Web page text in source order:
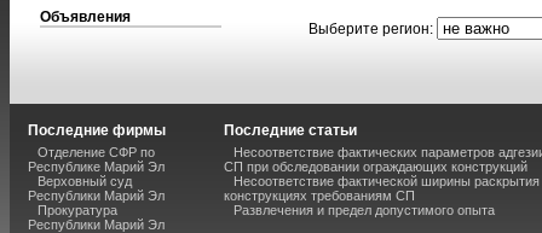
Объявления
Выберите регион:
Последние фирмы
Отделение СФР по
Республике Марий Эл
Верховный суд
Республики Марий Эл
Прокуратура
Республики Марий Эл
Последние статьи
Несоответствие фактических параметров
СП при обследовании ограждающих конструкций
Несоответствие фактической ширины
конструкциях требованиям СП
Развлечения и предел допустимого опыта